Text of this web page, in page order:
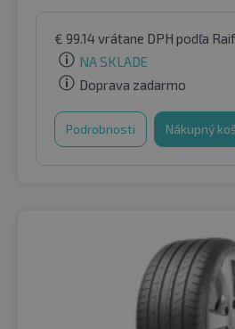
€ 99.14vrátane DPH podľa
NA SKLADE
Doprava zadarmo
Podrobnosti Nákupný